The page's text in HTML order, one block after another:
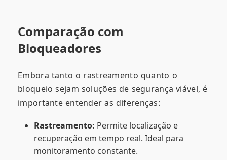
Comparação com
Bloqueadores
Embora tanto o rastreamento quanto o
bloqueio sejam soluções de segurança viável, é
importante entender as diferenças:
Rastreamento: Permite localização e
recuperação em tempo real. Ideal para
monitoramento constante.